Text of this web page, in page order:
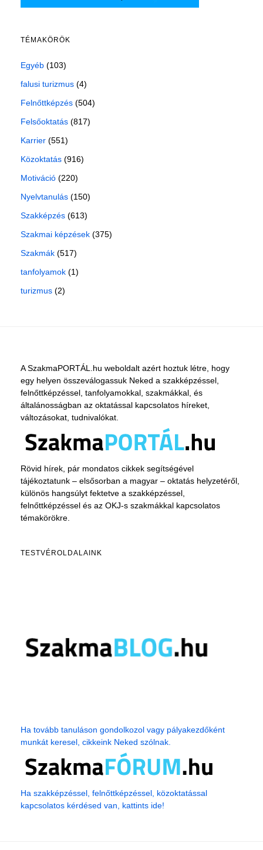
TÉMAKÖRÖK
Egyéb (103)
falusi turizmus (4)
Felnőttképzés (504)
Felsőoktatás (817)
Karrier (551)
Közoktatás (916)
Motiváció (220)
Nyelvtanulás (150)
Szakképzés (613)
Szakmai képzések (375)
Szakmák (517)
tanfolyamok (1)
turizmus (2)
A SzakmaPORTÁL.hu weboldalt azért hoztuk létre, hogy
egy helyen összeválogassuk Neked a szakképzéssel,
felnőttképzéssel, tanfolyamokkal, szakmákkal, és
általánosságban az oktatással kapcsolatos híreket,
változásokat, tudnivalókat.
Rövid hírek, pár mondatos cikkek segítségével
tájékoztatunk – elsősorban a magyar – oktatás helyzetéről,
különös hangsúlyt fektetve a szakképzéssel,
felnőttképzéssel és az OKJ-s szakmákkal kapcsolatos
témakörökre.
TESTVÉROLDALAINK
Ha tovább tanuláson gondolkozol vagy pályakezdőként
munkát keresel, cikkeink Neked szólnak.
Ha szakképzéssel, felnőttképzéssel, közoktatással
kapcsolatos kérdésed van, kattints ide!